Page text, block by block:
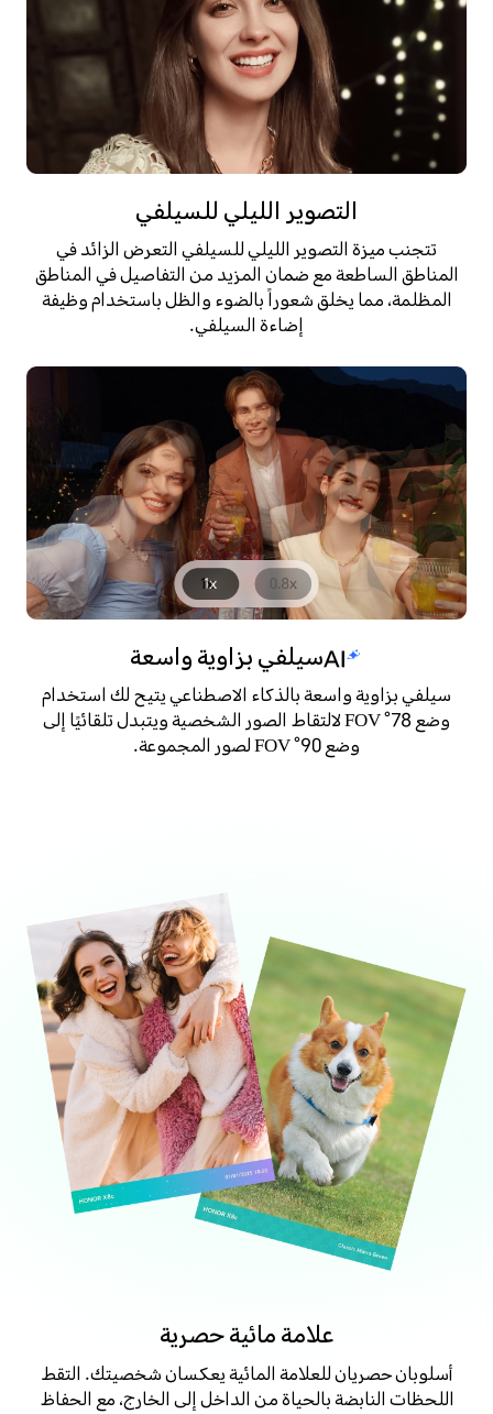
التصوير الليلي للسيلفي
تتجنب ميزة التصوير الليلي للسيلفي التعرض الزائد في
المناطق الساطعة مع ضمان المزيد من التفاصيل في المناطق
المظلمة، مما يخلق شعوراً بالضوء والظل باستخدام وظيفة
إضاءة السيلفي.
سيلفي بزاوية واسعة
سيلفي بزاوية واسعة بالذكاء الاصطناعي يتيح لك استخدام
وضع 78° FOV لالتقاط الصور الشخصية ويتبدل تلقائيًا إلى
وضع 90° FOV لصور المجموعة.
علامة مائية حصرية
أسلوبان حصريان للعلامة المائية يعكسان شخصيتك. التقط
اللحظات النابضة بالحياة من الداخل إلى الخارج، مع الحفاظ